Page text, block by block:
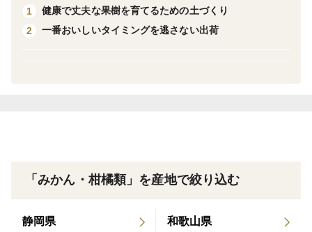
であり、みかんの風味や香りを最大限に引き出され、ま
るで口いっぱいに温州ミカンを頬張っているかのような
に、この美味しさを味わってみてください。
1
健康で丈夫な果樹を育てるための土づくり
2
一番おいしいタイミングを逃さない出荷
「みかん・柑橘類」を産地で絞り込む
静岡県 和歌山県